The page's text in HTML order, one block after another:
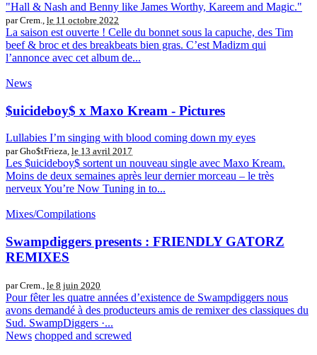
"Hall & Nash and Benny like James Worthy, Kareem and Magic."
par Crem., le 11 octobre 2022
La saison est ouverte ! Celle du bonnet sous la capuche, des Tim
beef & broc et des breakbeats bien gras. C’est Madizm qui
l’annonce avec cet album de...
News
$uicideboy$ x Maxo Kream - Pictures
Lullabies I’m singing with blood coming down my eyes
par Gho$tFrieza, le 13 avril 2017
Les $uicideboy$ sortent un nouveau single avec Maxo Kream.
Moins de deux semaines après leur dernier morceau – le très
nerveux You’re Now Tuning in to...
Mixes/Compilations
Swampdiggers presents : FRIENDLY GATORZ
REMIXES
par Crem., le 8 juin 2020
Pour fêter les quatre années d’existence de Swampdiggers nous
avons demandé à des producteurs amis de remixer des classiques du
Sud. SwampDiggers ·...
News chopped and screwed